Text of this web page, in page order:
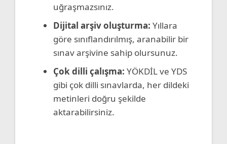
uğraşmazsınız.
Dijital arşiv oluşturma: Yıllara
göre sınıflandırılmış, aranabilir bir
sınav arşivine sahip olursunuz.
Çok dilli çalışma: YÖKDİL ve YDS
gibi çok dilli sınavlarda, her dildeki
metinleri doğru şekilde
aktarabilirsiniz.